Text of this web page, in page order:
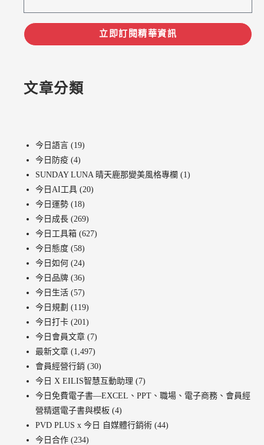
立即訂閱精華資訊
文章分類
今日語言 (19)
今日防疫 (4)
SUNDAY LUNA 晴天鹿那變美風格專欄 (1)
今日AI工具 (20)
今日運勢 (18)
今日成長 (269)
今日工具箱 (627)
今日態度 (58)
今日如何 (24)
今日品牌 (36)
今日生活 (57)
今日規劃 (119)
今日打卡 (201)
今日會員文章 (7)
最新文章 (1,497)
會員經營行銷 (30)
今日 X EILIS智慧互動助理 (7)
今日免費電子書—EXCEL、PPT、職場、電子商務、會員經
營精選電子書與模板 (4)
PVD PLUS x 今日 自媒體行銷術 (44)
今日合作 (234)